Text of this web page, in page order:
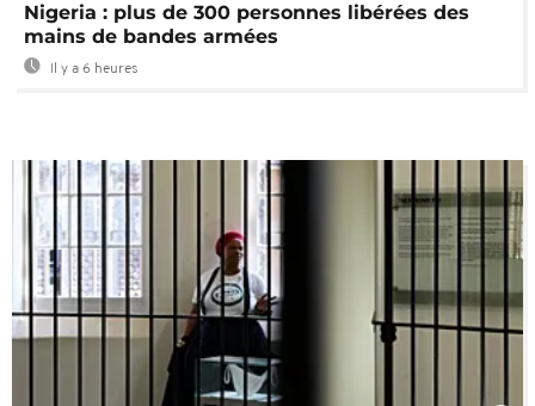
Nigeria : plus de 300 personnes libérées des
mains de bandes armées
Il y a 6 heures